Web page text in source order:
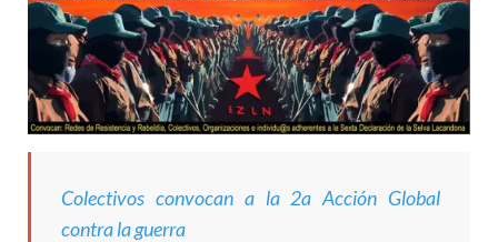
Colectivos convocan a la 2a Acción Global
contra la guerra